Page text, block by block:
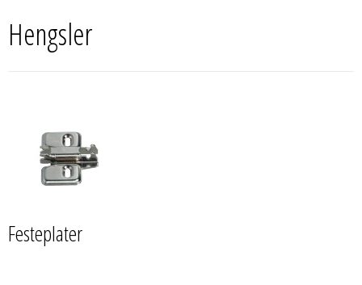
Hengsler
Festeplater